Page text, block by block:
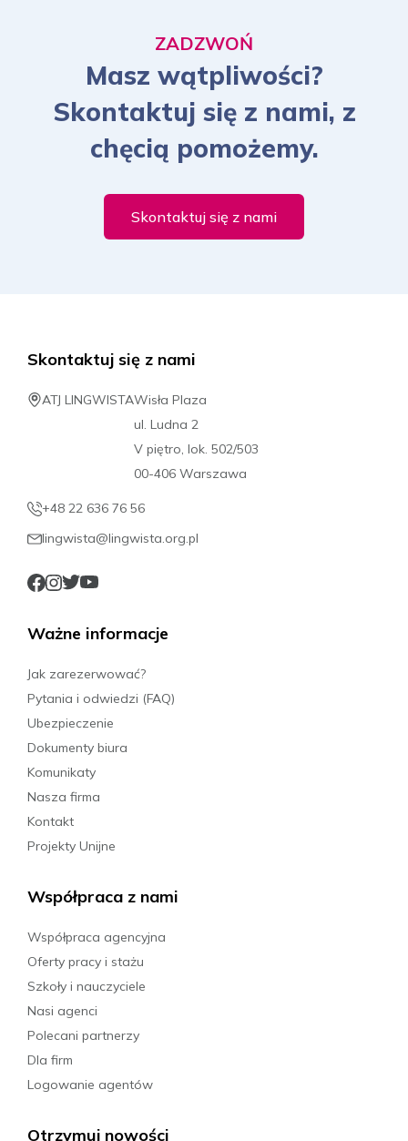
ZADZWOŃ
Masz wątpliwości?
Skontaktuj się z nami, z
chęcią pomożemy.
Skontaktuj się z nami
Skontaktuj się z nami
ATJ LINGWISTAWisła Plaza
ul. Ludna 2
V piętro, lok. 502/503
00-406 Warszawa
+48 22 636 76 56
lingwista@lingwista.org.pl
Ważne informacje
Jak zarezerwować?
Pytania i odwiedzi (FAQ)
Ubezpieczenie
Dokumenty biura
Komunikaty
Nasza firma
Kontakt
Projekty Unijne
Współpraca z nami
Współpraca agencyjna
Oferty pracy i stażu
Szkoły i nauczyciele
Nasi agenci
Polecani partnerzy
Dla firm
Logowanie agentów
Otrzymuj nowości